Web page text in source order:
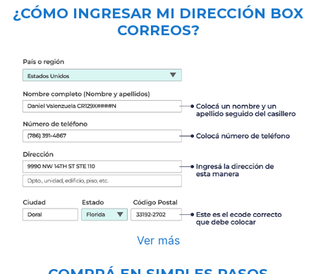
¿CÓMO INGRESAR MI DIRECCIÓN BOX
CORREOS?
Ver más